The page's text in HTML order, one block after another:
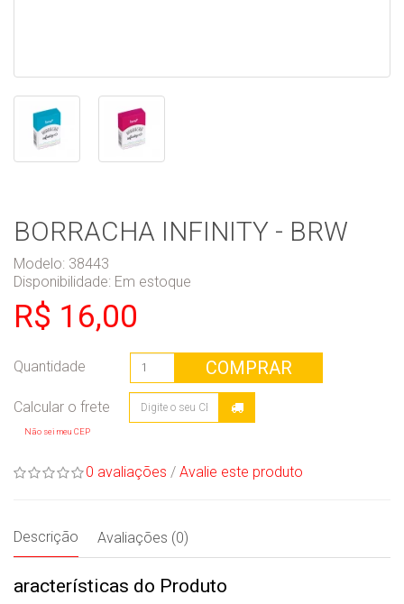
BORRACHA INFINITY - BRW
Modelo: 38443
Disponibilidade: Em estoque
R$ 16,00
Quantidade COMPRAR
Não sei meu CEP
0 avaliações / Avalie este produto
Descrição Avaliações (0)
aracterísticas do Produto